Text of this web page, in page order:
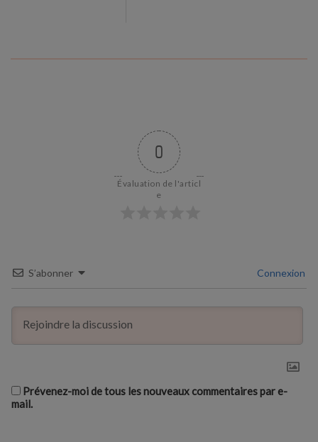
0
Évaluation de l'articl
e
S’abonner Connexion
Prévenez-moi de tous les nouveaux commentaires par e-
mail.